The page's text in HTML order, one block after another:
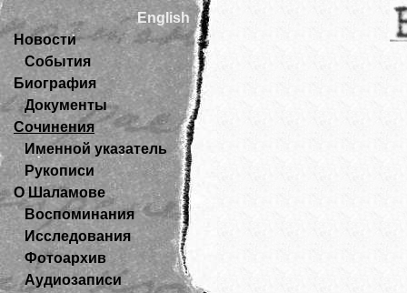
English
Новости
События
Биография
Документы
Сочинения
Именной указатель
Рукописи
О Шаламове
Воспоминания
Исследования
Фотоархив
Аудиозаписи